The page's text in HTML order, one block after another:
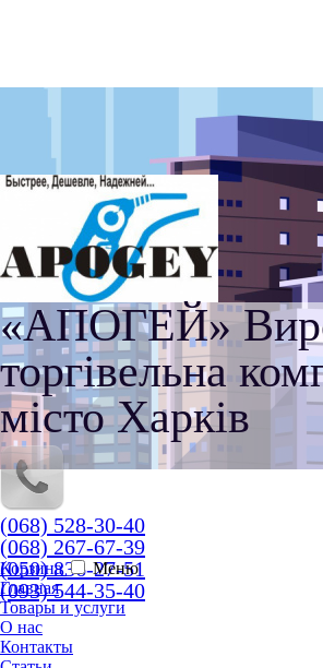
«АПОГЕЙ»
торгівельна
місто Харків
(068) 528-30-40
(068) 267-67-39
(050) 836-27-51
(093) 544-35-40
Корзина
Меню
Главная
Товары и услуги
О нас
Контакты